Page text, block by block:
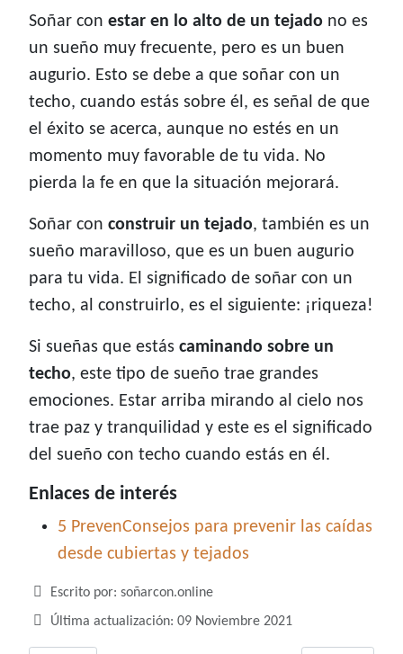
Soñar con estar en lo alto de un tejado no es
un sueño muy frecuente, pero es un buen
augurio. Esto se debe a que soñar con un
techo, cuando estás sobre él, es señal de que
el éxito se acerca, aunque no estés en un
momento muy favorable de tu vida. No
pierda la fe en que la situación mejorará.
Soñar con construir un tejado, también es un
sueño maravilloso, que es un buen augurio
para tu vida. El significado de soñar con un
techo, al construirlo, es el siguiente: ¡riqueza!
Si sueñas que estás caminando sobre un
techo, este tipo de sueño trae grandes
emociones. Estar arriba mirando al cielo nos
trae paz y tranquilidad y este es el significado
del sueño con techo cuando estás en él.
Enlaces de interés
5 PrevenConsejos para prevenir las caídas
desde cubiertas y tejados
Detalles
Escrito por: soñarcon.online
Última actualización: 09 Noviembre 2021